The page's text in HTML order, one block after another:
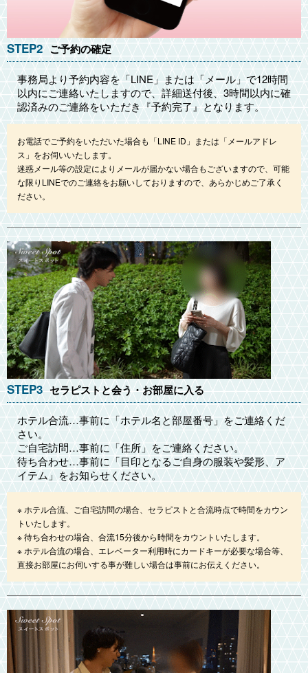
STEP2 ご予約の確定
事務局より予約内容を「LINE」または「メール」で12時間
以内にご連絡いたしますので、詳細送付後、3時間以内に確
認済みのご連絡をいただき『予約完了』となります。
お電話でご予約をいただいた場合も「LINE ID」または「メールアドレ
ス」をお伺いいたします。
迷惑メール等の設定によりメールが届かない場合もございますので、可能
な限りLINEでのご連絡をお願いしておりますので、あらかじめご了承く
ださい。
STEP3 セラピストと会う・お部屋に入る
ホテル合流…事前に「ホテル名と部屋番号」をご連絡くだ
さい。
ご自宅訪問…事前に「住所」をご連絡ください。
待ち合わせ…事前に「目印となるご自身の服装や髪形、ア
イテム」をお知らせください。
※ ホテル合流、ご自宅訪問の場合、セラピストと合流時点で時間をカウン
トいたします。
※ 待ち合わせの場合、合流15分後から時間をカウントいたします。
※ ホテル合流の場合、エレベーター利用時にカードキーが必要な場合等、
直接お部屋にお伺いする事が難しい場合は事前にお伝えください。